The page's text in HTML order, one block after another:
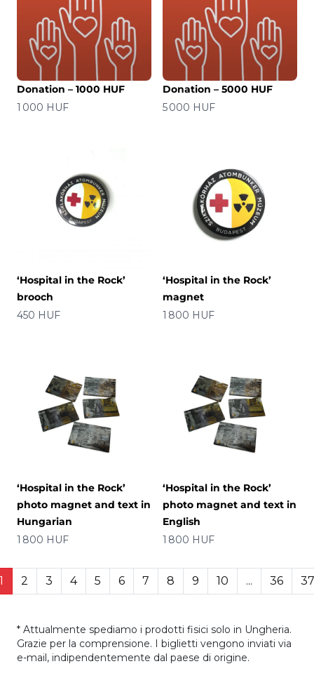
Donation – 1000 HUF
Prezzo
1 000 HUF
Donation – 5000 HUF
Prezzo
5 000 HUF
‘Hospital in the Rock’
brooch
Prezzo
450 HUF
‘Hospital in the Rock’
magnet
Prezzo
1 800 HUF
‘Hospital in the Rock’
photo magnet and text in
Hungarian
Prezzo
1 800 HUF
‘Hospital in the Rock’
photo magnet and text in
English
Prezzo
1 800 HUF
1 2 3 4 5 6 7 8 9 10 ... 36 37
* Attualmente spediamo i prodotti fisici solo in Ungheria.
Grazie per la comprensione. I biglietti vengono inviati via
e-mail, indipendentemente dal paese di origine.